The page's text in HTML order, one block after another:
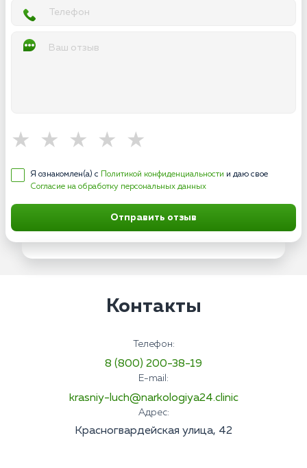
Я ознакомлен(а) с Политикой конфиденциальности и даю свое
Согласие на обработку персональных данных
Отправить отзыв
Контакты
Телефон:
8 (800) 200-38-19
E-mail:
krasniy-luch@narkologiya24.clinic
Адрес:
Красногвардейская улица, 42